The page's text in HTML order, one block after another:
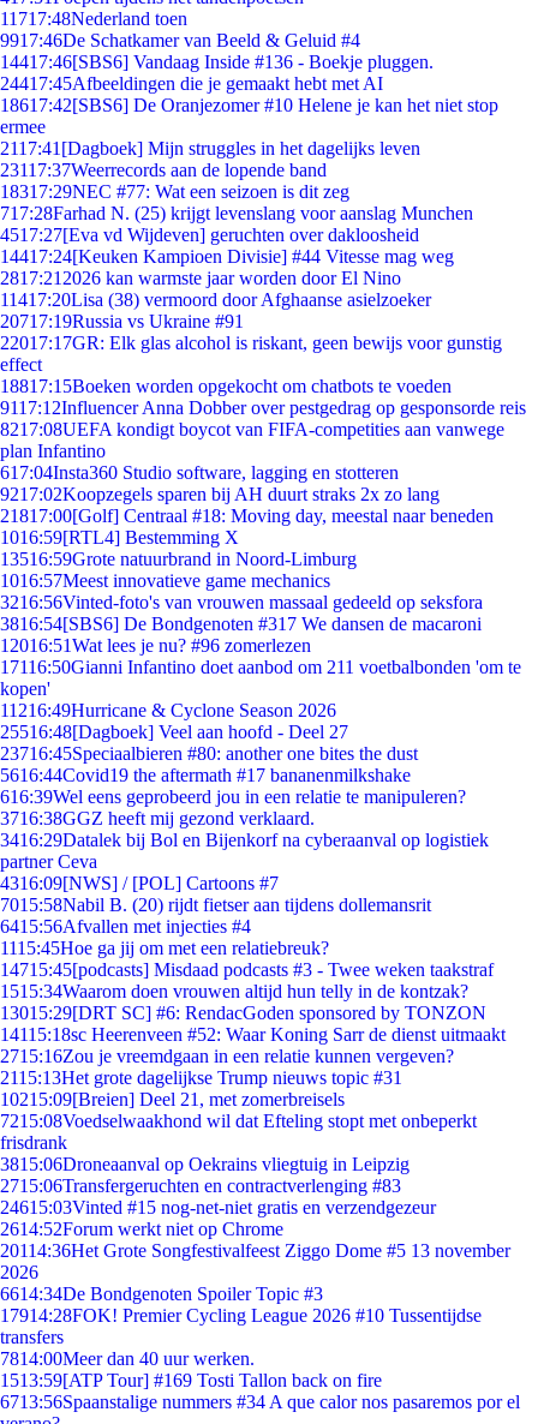
11717:48Nederland toen
9917:46De Schatkamer van Beeld & Geluid #4
14417:46[SBS6] Vandaag Inside #136 - Boekje pluggen.
24417:45Afbeeldingen die je gemaakt hebt met AI
18617:42[SBS6] De Oranjezomer #10 Helene je kan het niet stop
ermee
2117:41 [Dagboek] Mijn struggles in het dagelijks leven
23117:37Weerrecords aan de lopende band
18317:29NEC #77: Wat een seizoen is dit zeg
717:28Farhad N. (25) krijgt levenslang voor aanslag Munchen
4517:27[Eva vd Wijdeven] geruchten over dakloosheid
14417:24[Keuken Kampioen Divisie] #44 Vitesse mag weg
2817:21 2026 kan warmste jaar worden door El Nino
11417:20Lisa (38) vermoord door Afghaanse asielzoeker
20717:19Russia vs Ukraine #91
22017:17GR: Elk glas alcohol is riskant, geen bewijs voor gunstig
effect
18817:15Boeken worden opgekocht om chatbots te voeden
9117:12Influencer Anna Dobber over pestgedrag op gesponsorde reis
8217:08UEFA kondigt boycot van FIFA-competities aan vanwege
plan Infantino
617:04Insta360 Studio software, lagging en stotteren
9217:02Koopzegels sparen bij AH duurt straks 2x zo lang
21817:00[Golf] Centraal #18: Moving day, meestal naar beneden
1016:59[RTL4] Bestemming X
13516:59Grote natuurbrand in Noord-Limburg
1016:57Meest innovatieve game mechanics
3216:56Vinted-foto's van vrouwen massaal gedeeld op seksfora
3816:54[SBS6] De Bondgenoten #317 We dansen de macaroni
12016:51Wat lees je nu? #96 zomerlezen
17116:50Gianni Infantino doet aanbod om 211 voetbalbonden 'om te
kopen'
11216:49Hurricane & Cyclone Season 2026
25516:48[Dagboek] Veel aan hoofd - Deel 27
23716:45Speciaalbieren #80: another one bites the dust
5616:44Covid19 the aftermath #17 bananenmilkshake
616:39Wel eens geprobeerd jou in een relatie te manipuleren?
3716:38GGZ heeft mij gezond verklaard.
3416:29Datalek bij Bol en Bijenkorf na cyberaanval op logistiek
partner Ceva
4316:09[NWS] / [POL] Cartoons #7
7015:58Nabil B. (20) rijdt fietser aan tijdens dollemansrit
6415:56Afvallen met injecties #4
1115:45Hoe ga jij om met een relatiebreuk?
14715:45[podcasts] Misdaad podcasts #3 - Twee weken taakstraf
1515:34Waarom doen vrouwen altijd hun telly in de kontzak?
13015:29[DRT SC] #6: RendacGoden sponsored by TONZON
14115:18sc Heerenveen #52: Waar Koning Sarr de dienst uitmaakt
2715:16Zou je vreemdgaan in een relatie kunnen vergeven?
2115:13Het grote dagelijkse Trump nieuws topic #31
10215:09[Breien] Deel 21, met zomerbreisels
7215:08Voedselwaakhond wil dat Efteling stopt met onbeperkt
frisdrank
3815:06Droneaanval op Oekrains vliegtuig in Leipzig
2715:06Transfergeruchten en contractverlenging #83
24615:03Vinted #15 nog-net-niet gratis en verzendgezeur
2614:52Forum werkt niet op Chrome
20114:36Het Grote Songfestivalfeest Ziggo Dome #5 13 november
2026
6614:34De Bondgenoten Spoiler Topic #3
17914:28FOK! Premier Cycling League 2026 #10 Tussentijdse
transfers
7814:00Meer dan 40 uur werken.
1513:59[ATP Tour] #169 Tosti Tallon back on fire
6713:56Spaanstalige nummers #34 A que calor nos pasaremos por el